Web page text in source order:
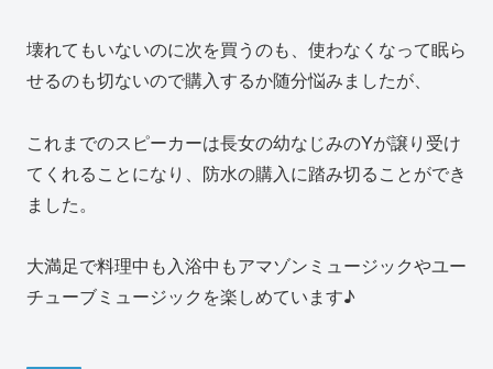
壊れてもいないのに次を買うのも、使わなくなって眠ら
せるのも切ないので購入するか随分悩みましたが、
これまでのスピーカーは長女の幼なじみのYが譲り受け
てくれることになり、防水の購入に踏み切ることができ
ました。
大満足で料理中も入浴中もアマゾンミュージックやユー
チューブミュージックを楽しめています♪